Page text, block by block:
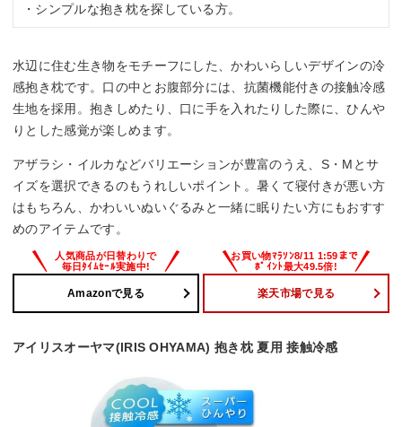
・シンプルな抱き枕を探している方。
水辺に住む生き物をモチーフにした、かわいらしいデザインの冷
感抱き枕です。口の中とお腹部分には、抗菌機能付きの接触冷感
生地を採用。抱きしめたり、口に手を入れたりした際に、ひんや
りとした感覚が楽しめます。
アザラシ・イルカなどバリエーションが豊富のうえ、S・Mとサ
イズを選択できるのもうれしいポイント。暑くて寝付きが悪い方
はもちろん、かわいいぬいぐるみと一緒に眠りたい方にもおすす
めのアイテムです。
Amazonで見る 楽天市場で見る
アイリスオーヤマ(IRIS OHYAMA) 抱き枕 夏用 接触冷感